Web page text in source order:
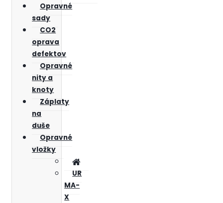
Opravné
sady
CO2
oprava
defektov
Opravné
nity a
knoty
Záplaty
na
duše
Opravné
vložky
UR
MA-
X